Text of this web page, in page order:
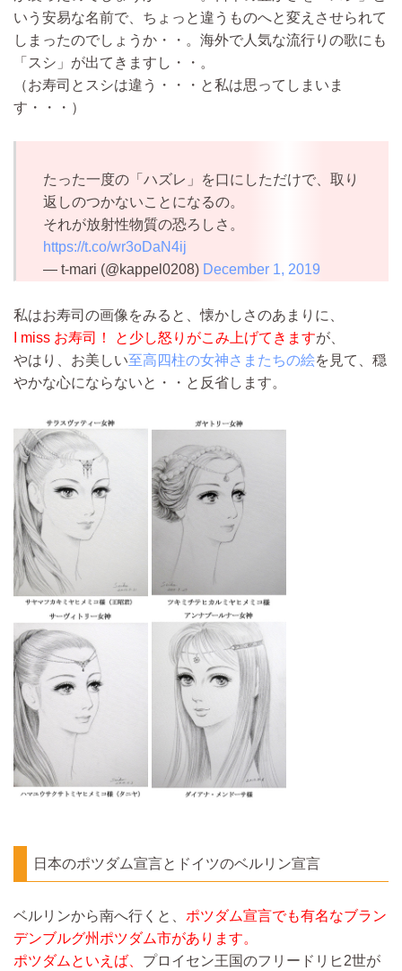
いう安易な名前で、ちょっと違うものへと変えさせられて
しまったのでしょうか・・。海外で人気な流行りの歌にも
「スシ」が出てきますし・・。
（お寿司とスシは違う・・・と私は思ってしまいま
す・・・）
たった一度の「ハズレ」を口にしただけで、取り
返しのつかないことになるの。
それが放射性物質の恐ろしさ。
https://t.co/wr3oDaN4ij
— t-mari (@kappel0208) December 1, 2019
私はお寿司の画像をみると、懐かしさのあまりに、
I miss お寿司！ と少し怒りがこみ上げてきますが、
やはり、お美しい至高四柱の女神さまたちの絵を見て、穏
やかな心にならないと・・と反省します。
日本のポツダム宣言とドイツのベルリン宣言
ベルリンから南へ行くと、 ポツダム宣言でも有名なブラン
デンブルグ州ポツダム市があります。
ポツダムといえば、 プロイセン王国のフリードリヒ2世が